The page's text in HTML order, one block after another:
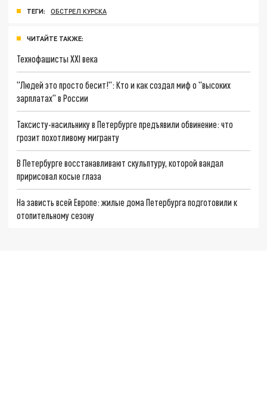
ТЕГИ: ОБСТРЕЛ КУРСКА
ЧИТАЙТЕ ТАКЖЕ:
Технофашисты XXI века
"Людей это просто бесит!": Кто и как создал миф о "высоких
зарплатах" в России
Таксисту-насильнику в Петербурге предъявили обвинение: что
грозит похотливому мигранту
В Петербурге восстанавливают скульптуру, которой вандал
пририсовал косые глаза
На зависть всей Европе: жилые дома Петербурга подготовили к
отопительному сезону